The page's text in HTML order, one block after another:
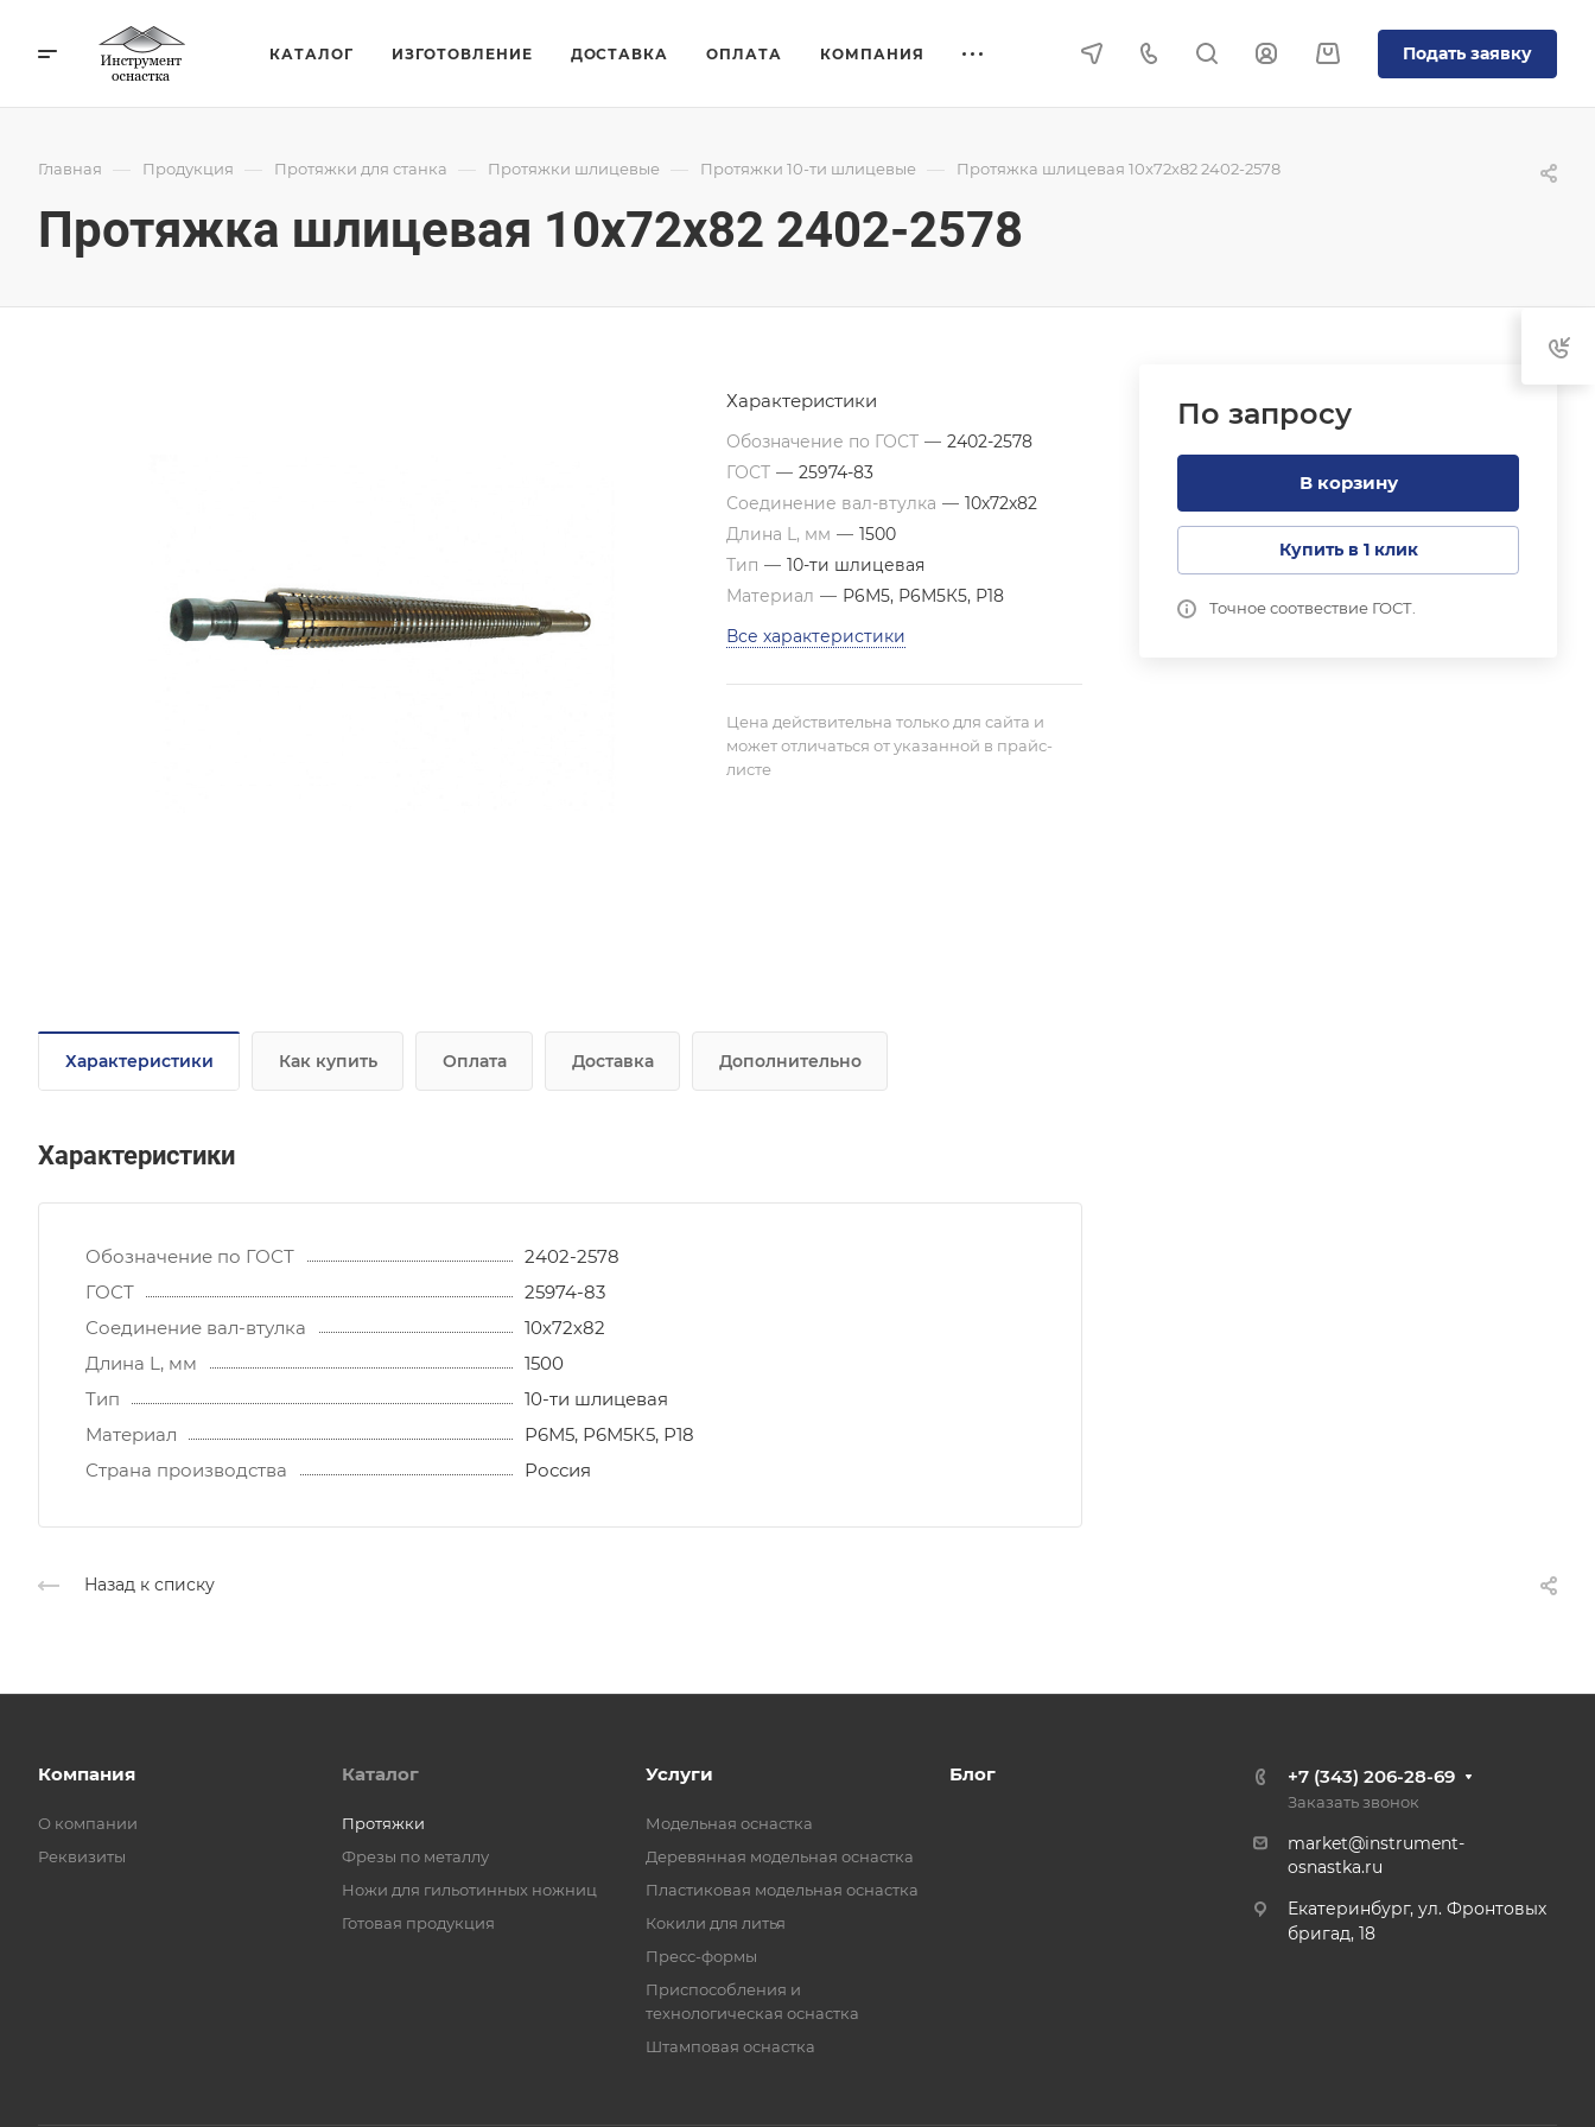
КАТАЛОГ ИЗГОТОВЛЕНИЕ ДОСТАВКА ОПЛАТА КОМПАНИЯ Подать заявку
Главная — Продукция — Протяжки для станка — Протяжки шлицевые — Протяжки 10-ти шлицевые — Протяжка шлицевая 10x72x82 2402-2578
Протяжка шлицевая 10x72x82 2402-2578
По запросу
В корзину
Купить в 1 клик
Точное соотвествие ГОСТ.
Характеристики
Обозначение по ГОСТ — 2402-2578
ГОСТ — 25974-83
Соединение вал-втулка — 10х72х82
Длина L, мм — 1500
Тип — 10-ти шлицевая
Материал — Р6М5, Р6М5К5, Р18
Все характеристики
Цена действительна только для сайта и
может отличаться от указанной в прайс-
листе
Характеристики Как купить Оплата Доставка Дополнительно
Характеристики
Обозначение по ГОСТ
2402-2578
ГОСТ
25974-83
Соединение вал-втулка
10х72х82
Длина L, мм
1500
Тип
10-ти шлицевая
Материал
Р6М5, Р6М5К5, Р18
Страна производства
Россия
Назад к списку
Компания
О компании
Реквизиты
Каталог
Протяжки
Фрезы по металлу
Ножи для гильотинных ножниц
Готовая продукция
Услуги
Модельная оснастка
Деревянная модельная оснастка
Пластиковая модельная оснастка
Кокили для литья
Пресс-формы
Приспособления и
технологическая оснастка
Штамповая оснастка
Блог +7 (343) 206-28-69
Заказать звонок
market@instrument-
osnastka.ru
Екатеринбург, ул. Фронтовых
бригад, 18